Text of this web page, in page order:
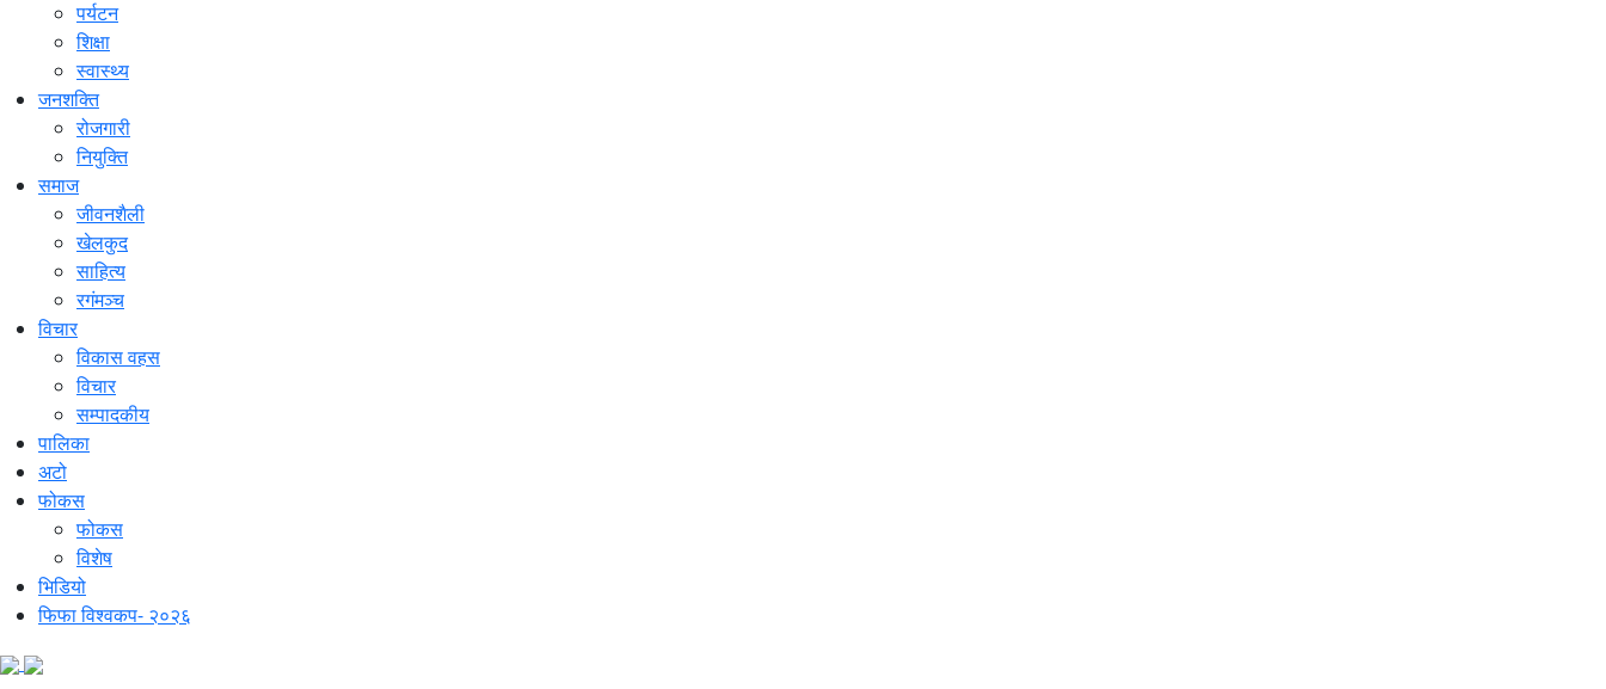
पर्यटन
शिक्षा
स्वास्थ्य
जनशक्ति
रोजगारी
नियुक्ति
समाज
जीवनशैली
खेलकुद
साहित्य
रगंमञ्च
विचार
विकास वहस
विचार
सम्पादकीय
पालिका
अटो
फोकस
फोकस
विशेष
भिडियो
फिफा विश्वकप- २०२६